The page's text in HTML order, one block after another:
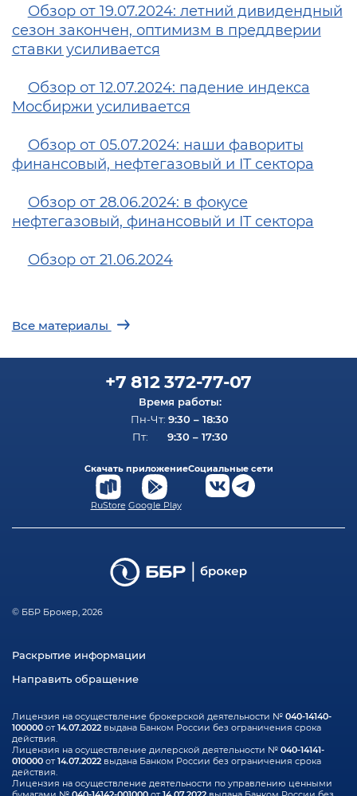
Обзор от 19.07.2024: летний дивидендный
сезон закончен, оптимизм в преддверии
ставки усиливается
Обзор от 12.07.2024: падение индекса
Мосбиржи усиливается
Обзор от 05.07.2024: наши фавориты
финансовый, нефтегазовый и IT сектора
Обзор от 28.06.2024: в фокусе
нефтегазовый, финансовый и IT сектора
Обзор от 21.06.2024
Все материалы
+7 812 372-77-07
Время работы:
Пн-Чт: 9:30 – 18:30
Пт: 9:30 – 17:30
Скачать приложение
RuStore Google Play
Социальные сети
© ББР Брокер, 2026
Лицензия на осуществление брокерской деятельности № 040-14140-
100000от14.07.2022выдана Банком России без ограничения срока
действия.
Лицензия на осуществление дилерской деятельности № 040-14141-
010000от14.07.2022выдана Банком России без ограничения срока
действия.
Лицензия на осуществление деятельности по управлению ценными
Раскрытие информации
Направить обращение